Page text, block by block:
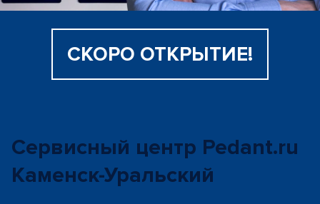
СКОРО ОТКРЫТИЕ!
Сервисный центр Pedant.ru
Каменск-Уральский